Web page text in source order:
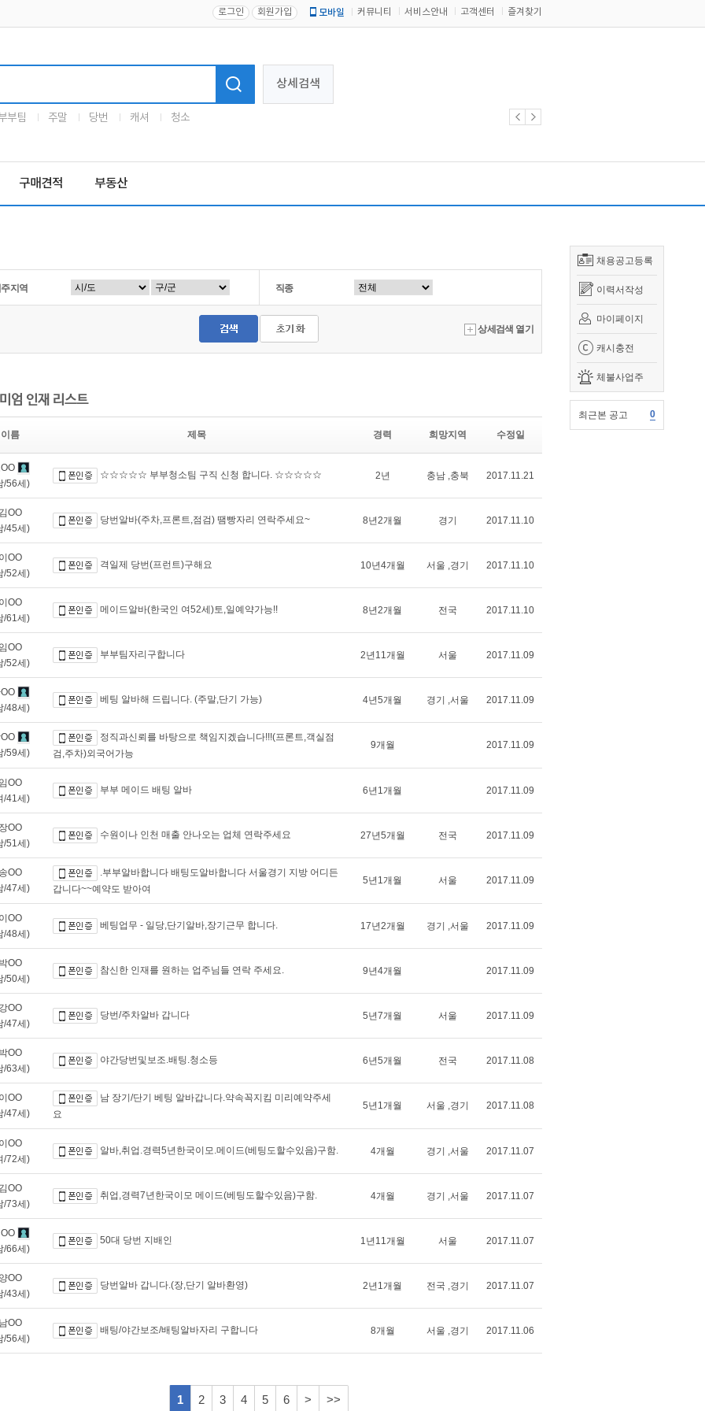
로그인 회원가입 모바일 커뮤니티 서비스안내 고객센터 즐겨찾기
상세검색
부팀 주말 당번 캐셔 청소
구매견적 부동산
채용공고등록
이력서작성
마이페이지
캐시충전
체불사업주
최근본 공고 0
지역 직종
상세검색 열기
엄 인재 리스트
이름 제목 경력 희망지역 수정일
/56세)
☆☆☆☆☆ 부부청소팀 구직 신청 합니다. ☆☆☆☆☆ 2년 충남 ,충북 2017.11.21
김OO
/45세)
당번알바(주차,프론트,점검) 땜빵자리 연락주세요~ 8년2개월 경기 2017.11.10
이OO
/52세)
격일제 당번(프런트)구해요 10년4개월 서울 ,경기 2017.11.10
이OO
/61세)
메이드알바(한국인 여52세)토,일예약가능!! 8년2개월 전국 2017.11.10
임OO
/52세)
부부팀자리구합니다 2년11개월 서울 2017.11.09
/48세)
베팅 알바해 드립니다. (주말,단기 가능) 4년5개월 경기 ,서울 2017.11.09
/59세)
정직과신뢰를 바탕으로 책임지겠습니다!!!(프론트,객실점
검,주차)외국어가능
9개월 2017.11.09
임OO
/41세)
부부 메이드 배팅 알바 6년1개월 2017.11.09
장OO
/51세)
수원이나 인천 매출 안나오는 업체 연락주세요 27년5개월 전국 2017.11.09
송OO
/47세)
.부부알바합니다 배팅도알바합니다 서울경기 지방 어디든
갑니다~~예약도 받아여
5년1개월 서울 2017.11.09
이OO
/48세)
베팅업무 - 일당,단기알바,장기근무 합니다. 17년2개월 경기 ,서울 2017.11.09
박OO
/50세)
참신한 인재를 원하는 업주님들 연락 주세요. 9년4개월 2017.11.09
강OO
/47세)
당번/주차알바 갑니다 5년7개월 서울 2017.11.09
박OO
/63세)
야간당번및보조.배팅.청소등 6년5개월 전국 2017.11.08
이OO
/47세)
남 장기/단기 베팅 알바갑니다.약속꼭지킴 미리예약주세
요
5년1개월 서울 ,경기 2017.11.08
이OO
/72세)
알바,취업.경력5년한국이모.메이드(베팅도할수있음)구함. 4개월 경기 ,서울 2017.11.07
김OO
/73세)
취업,경력7년한국이모 메이드(베팅도할수있음)구함. 4개월 경기 ,서울 2017.11.07
/66세)
50대 당번 지배인 1년11개월 서울 2017.11.07
양OO
/43세)
당번알바 갑니다.(장,단기 알바환영) 2년1개월 전국 ,경기 2017.11.07
남OO
/56세)
배팅/야간보조/배팅알바자리 구합니다 8개월 서울 ,경기 2017.11.06
1 2 3 4 5 6 > >>